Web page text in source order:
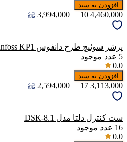
افزودن به سبد
4,460,000
10
3,994,000
پرشر سوئیچ طرح دانفوس Danfoss KP1
5 عدد موجود
0.0
افزودن به سبد
3,113,000
17
2,594,000
ست کنترل دلتا مدل DSK-8.1
16 عدد موجود
0.0